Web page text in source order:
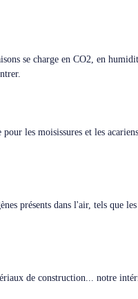
se charge en CO2, en
les moisissures et les
présents dans l'air, tels que
de construction... notre